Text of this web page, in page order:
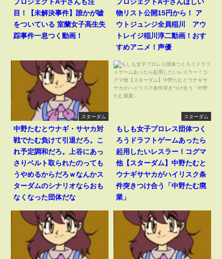
プロジェクトA子さんも注
目！【未解決事件】誰かが嘘
をついている 室蘭女子高生失
踪事件一息つく動画！
プロジェクトA子さんほしい
物リスト公開15円から！ ア
ウトジュンジ全員稲川 アウ
トレイジ稲川淳二動画！おす
すめアニメ！声優
スターダム
中野たむとウナギ・サヤカ対
戦でたむ負けて引退だろ。こ
れ予定調和だろ。上谷にあっ
さりベルト取られたのっても
うやめるからだろｗなんかス
ターダムのシナリオならおも
なくなった団体だな
スターダム
もしも女子プロレス団体つく
ろうドラフトゲームあったら
起用したいレスラー！コグマ
他【スターダム】中野たむと
ウナギサヤカがハイリスク条
件突きつけ合う「中野たむ廃
業」